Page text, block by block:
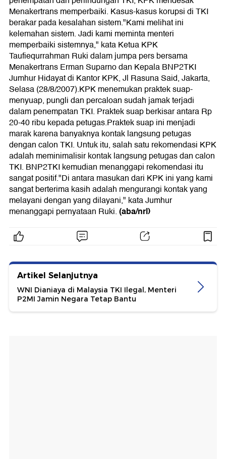
Menakertrans memperbaiki. Kasus-kasus korupsi di TKI
berakar pada kesalahan sistem."Kami melihat ini
kelemahan sistem. Jadi kami meminta menteri
memperbaiki sistemnya," kata Ketua KPK
Taufiequrrahman Ruki dalam jumpa pers bersama
Menakertrans Erman Suparno dan Kepala BNP2TKI
Jumhur Hidayat di Kantor KPK, Jl Rasuna Said, Jakarta,
Selasa (28/8/2007).KPK menemukan praktek suap-
menyuap, pungli dan percaloan sudah jamak terjadi
dalam penempatan TKI. Praktek suap berkisar antara Rp
20-40 ribu kepada petugas.Praktek suap ini menjadi
marak karena banyaknya kontak langsung petugas
dengan calon TKI. Untuk itu, salah satu rekomendasi KPK
adalah meminimalisir kontak langsung petugas dan calon
TKI. BNP2TKI kemudian menanggapi rekomendasi itu
sangat positif."Di antara masukan dari KPK ini yang kami
sangat berterima kasih adalah mengurangi kontak yang
melayani dengan yang dilayani," kata Jumhur
menanggapi pernyataan Ruki.(aba/nrl)
Artikel Selanjutnya
WNI Dianiaya di Malaysia TKI Ilegal, Menteri
P2MI Jamin Negara Tetap Bantu